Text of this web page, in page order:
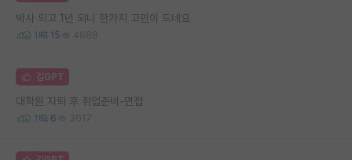
박사 되고 1년 되니 한가지 고민이 드네요
1 15 4688
김GPT
대학원 자퇴 후 취업준비-면접
1 6 3617